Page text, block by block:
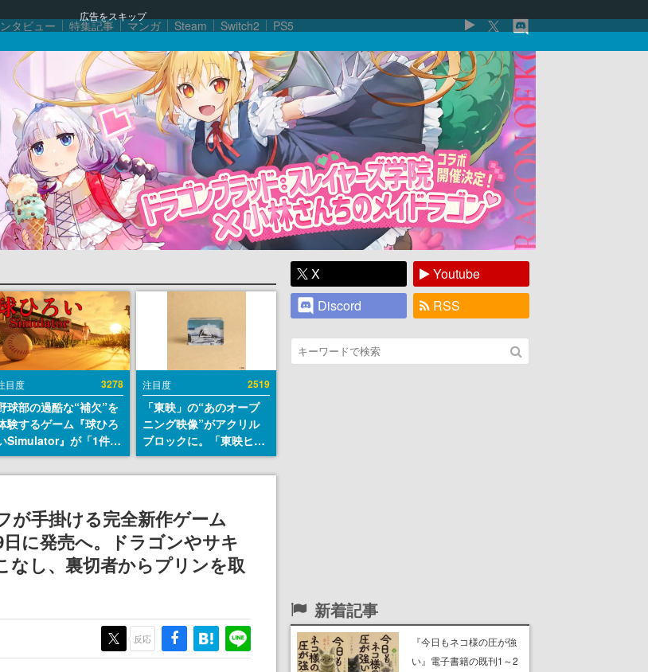
広告をスキップ
タビュー 特集記事 マンガ Steam Switch2 PS5
目度 3278
球部の過酷な“補欠”を
験するゲーム『球ひろ
Simulator』が「1件」
ウィッシュリストをも
にチェコ語に対応し
ダム・カム』開発元やチ
コのプロ野球選手から
賛の声
注目度 2519
「東映」の“あのオープ
ニング映像”がアクリル
ブロックに。「東映ヒス
トリカル グッズコレクシ
ョン」が8月下旬より発
が手掛ける完全新作ゲーム
日に発売へ。ドラゴンやサキ
なし、裏切者からプリンを取
反応
X
Youtube
Discord
RSS
新着記事
『今日もネコ様の圧が強
い』電子書籍の既刊1～2